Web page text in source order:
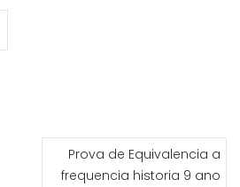
Prova de Equivalencia a
frequencia historia 9 ano